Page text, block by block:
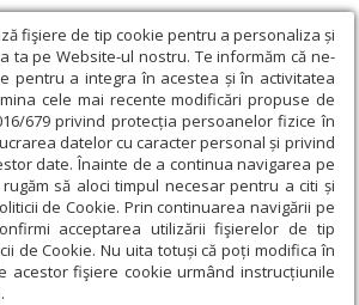
fişiere de tip cookie pentru a personaliza și
ta pe Website-ul nostru. Te informăm că ne-
pentru a integra în acestea și în activitatea
cele mai recente modificări propuse de
679 privind protecția persoanelor fizice în
datelor cu caracter personal și privind
date. Înainte de a continua navigarea pe
să aloci timpul necesar pentru a citi și
de Cookie. Prin continuarea navigării pe
acceptarea utilizării fişierelor de tip
de Cookie. Nu uita totuși că poți modifica în
acestor fişiere cookie urmând instrucțiunile
religioasă › Știri › Ziua Naţională a
la Melbourne
a României, sărbătorită la